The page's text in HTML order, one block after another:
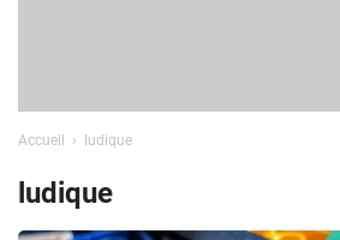
Accueil ludique
ludique